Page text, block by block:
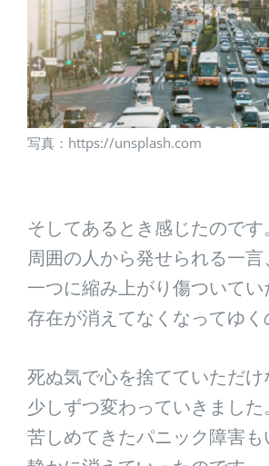
写真：https://unsplash.com
そしてあるとき感じたのです
周囲の人から発せられる一
一つに縮み上がり傷ついてい
存在が消えてなくなってゆく
死ぬ気で心を捨てていただ
少しずつ変わっていきまし
苦しめてきたパニック障害